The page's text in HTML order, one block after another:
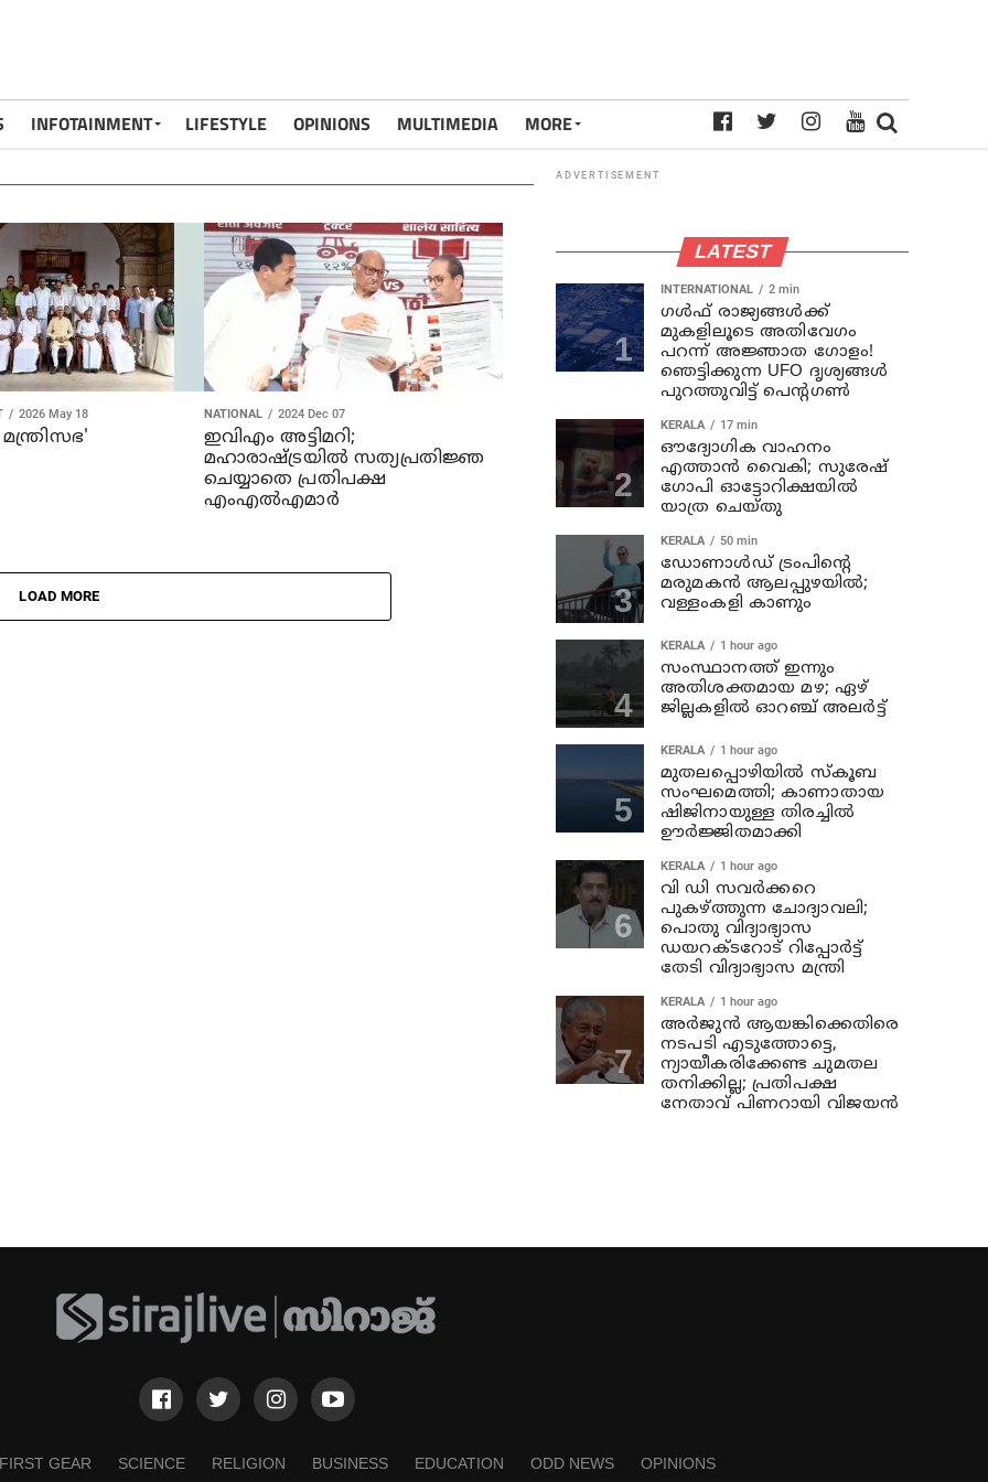
INFOTAINMENT LIFESTYLE OPINIONS MULTIMEDIA MORE
2026 May 18 NATIONAL 2024 Dec 07
ഇവിഎം അട്ടിമറി;
മഹാരാഷ്ട്രയില്‍ സത്യപ്രതിജ്ഞ
ചെയ്യാതെ പ്രതിപക്ഷ
എംഎല്‍എമാര്‍
LOAD MORE
ADVERTISEMENT
LATEST
INTERNATIONAL 2 min
ഗൾഫ് രാജ്യങ്ങൾക്ക്
മുകളിലൂടെ അതിവേഗം
പറന്ന് അജ്ഞാത ഗോളം!
ഞെട്ടിക്കുന്ന UFO ദൃശ്യങ്ങൾ
പുറത്തുവിട്ട് പെന്റഗൺ
KERALA 17 min
ഔദ്യോഗിക വാഹനം
എത്താന്‍ വൈകി; സുരേഷ്
ഗോപി ഓട്ടോറിക്ഷയില്‍
യാത്ര ചെയ്തു
KERALA 50 min
ഡോണാള്‍ഡ് ട്രംപിന്റെ
മരുമകന്‍ ആലപ്പുഴയിൽ;
വള്ളംകളി കാണും
KERALA 1 hour ago
സംസ്ഥാനത്ത് ഇന്നും
അതിശക്തമായ മഴ; ഏഴ്
ജില്ലകളില്‍ ഓറഞ്ച് അലര്‍ട്ട്
KERALA 1 hour ago
മുതലപ്പൊഴിയില്‍ സ്‌കൂബ
സംഘമെത്തി; കാണാതായ
ഷിജിനായുള്ള തിരച്ചില്‍
ഊര്‍ജ്ജിതമാക്കി
KERALA 1 hour ago
വി ഡി സവര്‍ക്കറെ
പുകഴ്ത്തുന്ന ചോദ്യാവലി;
പൊതു വിദ്യാഭ്യാസ
ഡയറക്ടറോട് റിപ്പോര്‍ട്ട്
തേടി വിദ്യാഭ്യാസ മന്ത്രി
KERALA 1 hour ago
അര്‍ജുന്‍ ആയങ്കിക്കെതിരെ
നടപടി എടുത്തോട്ടെ,
ന്യായീകരിക്കേണ്ട ചുമതല
തനിക്കില്ല; പ്രതിപക്ഷ
നേതാവ് പിണറായി വിജയന്‍
FIRST GEAR SCIENCE RELIGION BUSINESS EDUCATION ODD NEWS OPINIONS